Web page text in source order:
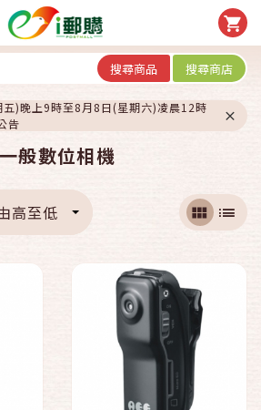
搜尋商品 搜尋商店
)晚上9時至8月8日(星期六)凌晨12時
告
一般數位相機
高至低